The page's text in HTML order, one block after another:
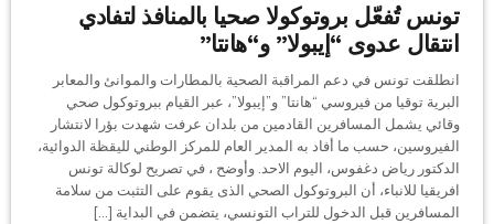
تونس تُفعّل بروتوكولا صحيا بالمنافذ لتفادي
انتقال عدوى “إيبولا” و“هانتا”
انطلقت تونس في دعم المراقبة الصحية بالمطارات والموانئ والمعابر
البرية توقيا من فيروسي “هانتا” و”إيبولا”، عبر القيام ببروتوكول صحي
وقائي يشمل المسافرين القادمين من بلدان عرفت شهدت بؤرا لانتشار
الفيروسين، حسب ما أفاد به المدير العام للمركز الوطني لليقظة الدوائية،
الدكتور رياض دغفوس، اليوم الاحد. وأوضح ، في تصريح لوكالة تونس
افريقيا للانباء، أن البروتوكول الصحي الذى يقوم على التثبت من سلامة
المسافرين قبل الدخول للتراب التونسي، يتضمن في البداية […]